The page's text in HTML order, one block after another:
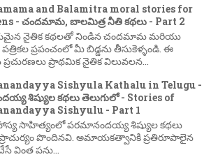
and Balamitra moral stories for
- చందమామ, బాలమిత్ర నీతి కథలు - Part 2
నైతిక కథలతో నిండిన చందమామ మరియు
ప్రపంచంలో మీ బిడ్డను తీసుకెళ్ళండి. ఈ
ప్రాథమిక నైతిక విలువలన...
Sishyula Kathalu in Telugu -
శిష్యుల కథలు తెలుగులో - Stories of
Sishyulu - Part 1
సాహిత్యంలో పరమానందయ్య శిష్యుల కథలు
పొందినవి. అమాయకత్వానికి ప్రతిరూపాలైన
వింత పను...